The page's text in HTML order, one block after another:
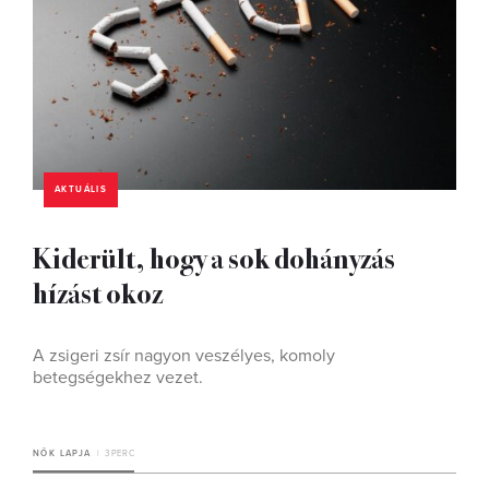
AKTUÁLIS
Kiderült, hogy a sok dohányzás
hízást okoz
A zsigeri zsír nagyon veszélyes, komoly
betegségekhez vezet.
NŐK LAPJA 3 PERC